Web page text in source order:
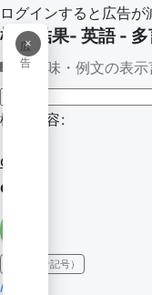
ログインすると広告が
×
広
告
検索結果- 英語 -
意味・例文の表示
検索内容:
one's
one's
IPA（発音記号）
/wʌns/